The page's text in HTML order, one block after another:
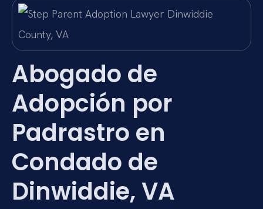
Abogado de
Adopción por
Padrastro en
Condado de
Dinwiddie, VA